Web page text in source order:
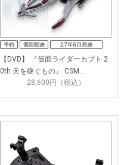
【DVD】 『仮面ライダーカブト 2
0th 天を継ぐもの』 CSM…
28,600円（税込）